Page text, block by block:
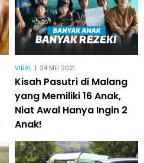
VIRAL | 24 MEI 2021
Kisah Pasutri di Malang
yang Memiliki 16 Anak,
Niat Awal Hanya Ingin 2
Anak!